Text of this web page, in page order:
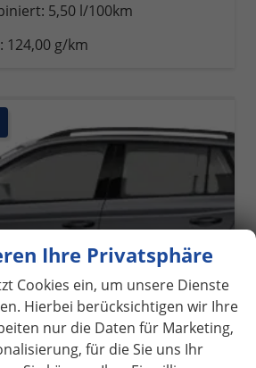
5,50 l/100km
124,00 g/km
Ihre Privatsphäre
Cookies ein, um unsere Dienste
Hierbei berücksichtigen wir Ihre
nur die Daten für Marketing,
für die Sie uns Ihr